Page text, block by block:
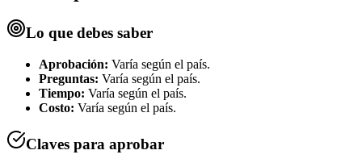
Lo que debes saber
Aprobación: Varía según el país.
Preguntas: Varía según el país.
Tiempo: Varía según el país.
Costo: Varía según el país.
Claves para aprobar